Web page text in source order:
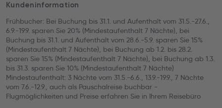
Kundeninformation
Frühbucher: Bei Buchung bis 31.1. und Aufenthalt vom 31.5.-27.6.,
6.9.-19.9. sparen Sie 20% (Mindestaufenthalt 7 Nächte), bei
Buchung bis 31.1. und Aufenthalt vom 28.6.-5.9. sparen Sie 15%
(Mindestaufenthalt 7 Nächte), bei Buchung ab 1.2. bis 28.2.
sparen Sie 15% (Mindestaufenthalt 7 Nächte), bei Buchung ab 1.3.
bis 31.3. sparen Sie 10% (Mindestaufenthalt 7 Nächte)
Mindestaufenthalt: 3 Nächte vom 31.5.-6.6., 13.9.-19.9., 7 Nächte
vom 7.6.-12.9., auch als Pauschalreise buchbar -
Flugmöglichkeiten und Preise erfahren Sie in Ihrem Reisebüro